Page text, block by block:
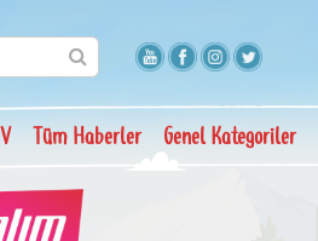
Tüm Haberler Genel Kategoriler